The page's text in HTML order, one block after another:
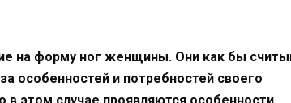
на форму ног женщины. Они как бы
особенностей и потребностей своего
в этом случае проявляются особенности